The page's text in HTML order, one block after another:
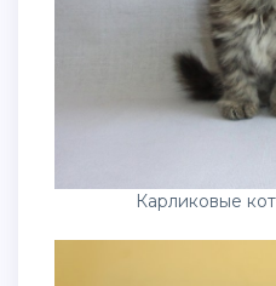
Карликовые